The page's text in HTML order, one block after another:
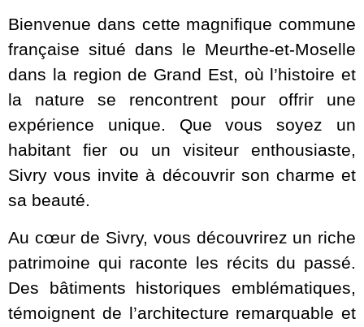
Bienvenue dans cette magnifique commune
française situé dans le Meurthe-et-Moselle
dans la region de Grand Est, où l’histoire et
la nature se rencontrent pour offrir une
expérience unique. Que vous soyez un
habitant fier ou un visiteur enthousiaste,
Sivry vous invite à découvrir son charme et
sa beauté.
Au cœur de Sivry, vous découvrirez un riche
patrimoine qui raconte les récits du passé.
Des bâtiments historiques emblématiques,
témoignent de l’architecture remarquable et